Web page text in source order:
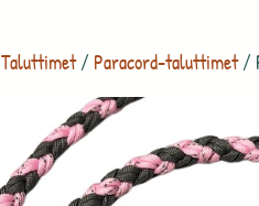
Taluttimet/ Paracord-taluttimet/